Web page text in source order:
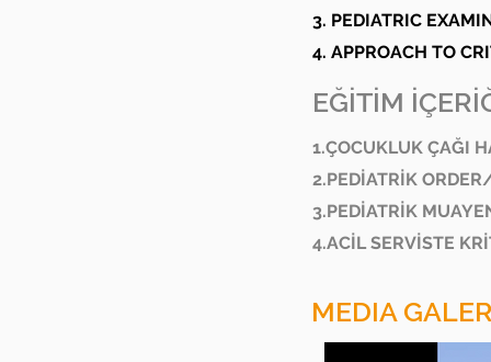
3. PEDIATRIC
4. APPROACH TO
EĞİTİM
1.ÇOCUKLUK ÇAĞI
2.PEDİATRİK
3.PEDİATRİK
4.ACİL SERVİSTE
MEDIA